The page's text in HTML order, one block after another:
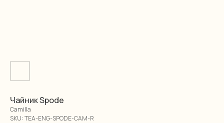
Чайник Spode
Camilla
SKU:TEA-ENG-SPODE-CAM-R